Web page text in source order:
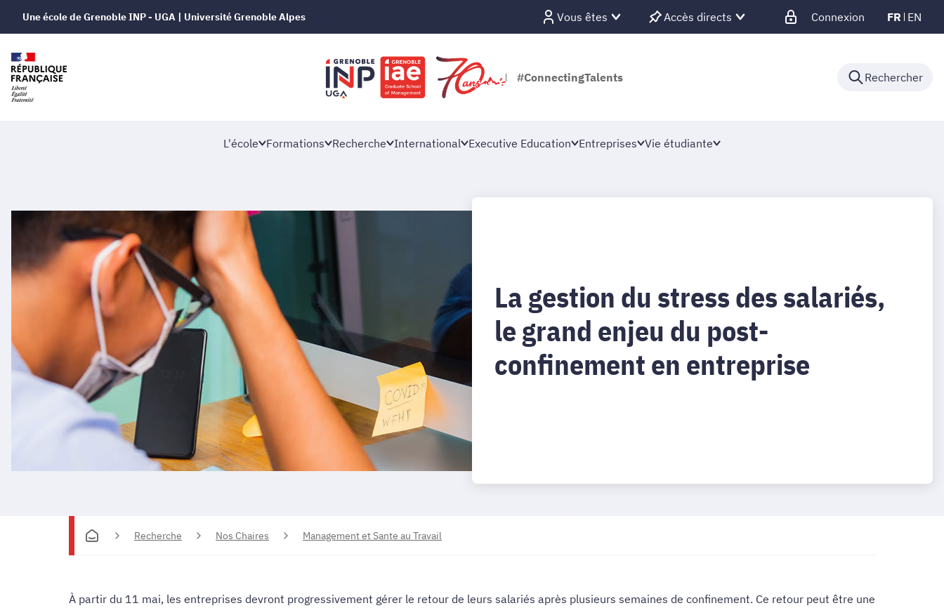
Une école de Grenoble INP - UGA | Université Grenoble Alpes Vous êtes Accès directs Connexion FR EN
#ConnectingTalents Rechercher
L'école Formations Recherche International Executive Education Entreprises Vie étudiante
La gestion du stress des salariés,
le grand enjeu du post-
confinement en entreprise
Recherche Nos Chaires Management et Sante au Travail
À partir du 11 mai, les entreprises devront progressivement gérer le retour de leurs salariés après plusieurs semaines de confinement. Ce retour peut être une